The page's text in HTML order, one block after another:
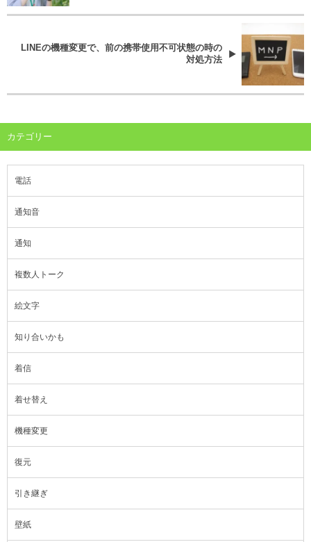
LINEの機種変更で、前の携帯使用不可状態の時の
対処方法
カテゴリー
電話
通知音
通知
複数人トーク
絵文字
知り合いかも
着信
着せ替え
機種変更
復元
引き継ぎ
壁紙